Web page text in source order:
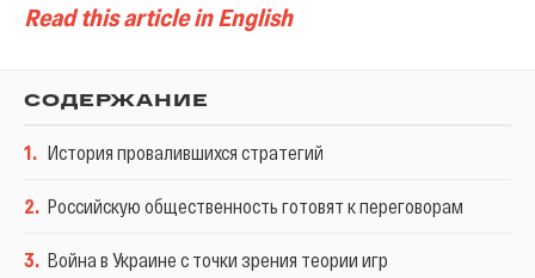
Read this article in English
СОДЕРЖАНИЕ
1. История провалившихся стратегий
2. Российскую общественность готовят к переговорам
3. Война в Украине с точки зрения теории игр